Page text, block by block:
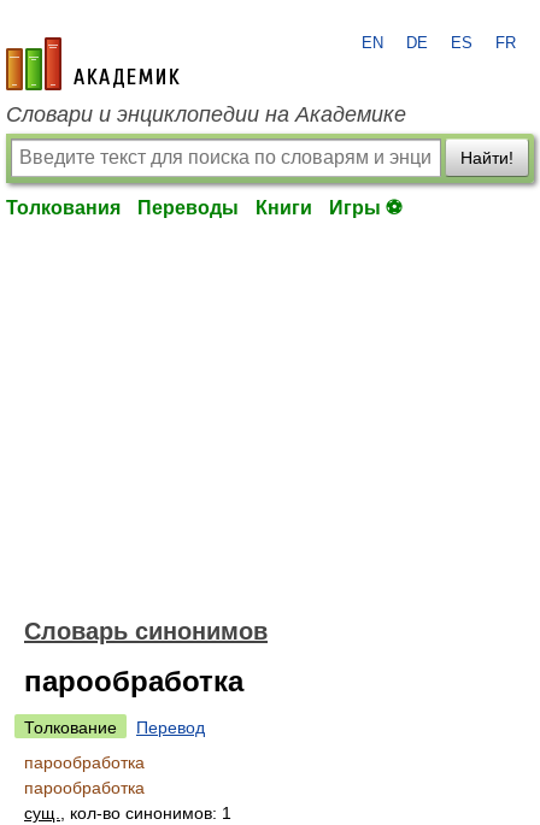
academic.ru
EN DE ES FR
Словари и энциклопедии на Академике
Найти!
Толкования Переводы Книги Игры ⚽
Словарь синонимов
парообработка
Толкование
Перевод
парообработка
парообработка
сущ.
, кол-во синонимов: 1